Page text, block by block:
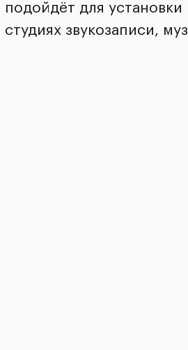
подойдёт для
студиях звукозаписи,